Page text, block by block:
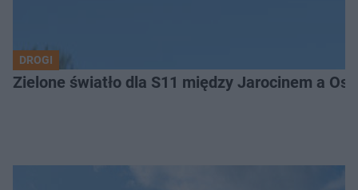
DROGI
Zielone światło dla S11 między Jarocinem a